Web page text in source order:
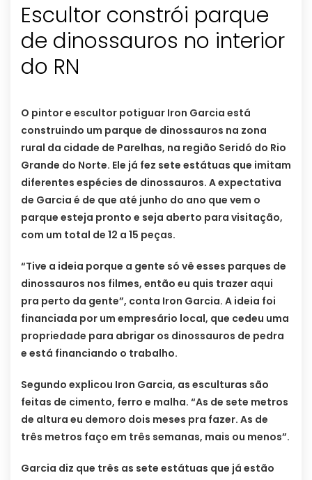
Escultor constrói parque
de dinossauros no interior
do RN
O pintor e escultor potiguar Iron Garcia está
construindo um parque de dinossauros na zona
rural da cidade de Parelhas, na região Seridó do Rio
Grande do Norte. Ele já fez sete estátuas que imitam
diferentes espécies de dinossauros. A expectativa
de Garcia é de que até junho do ano que vem o
parque esteja pronto e seja aberto para visitação,
com um total de 12 a 15 peças.
“Tive a ideia porque a gente só vê esses parques de
dinossauros nos filmes, então eu quis trazer aqui
pra perto da gente”, conta Iron Garcia. A ideia foi
financiada por um empresário local, que cedeu uma
propriedade para abrigar os dinossauros de pedra
e está financiando o trabalho.
Segundo explicou Iron Garcia, as esculturas são
feitas de cimento, ferro e malha. “As de sete metros
de altura eu demoro dois meses pra fazer. As de
três metros faço em três semanas, mais ou menos”.
Garcia diz que três as sete estátuas que já estão